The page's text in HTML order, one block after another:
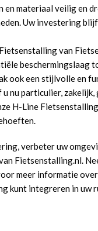
en materiaal veilig en
Uw investering
van
beschermingslaag
ook een stijlvolle en
u nu particulier,
H-Line
verbeter uw
Fietsenstalling.nl.
meer informatie over
kunt integreren in uw